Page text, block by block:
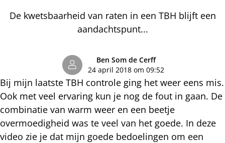
De kwetsbaarheid van raten in een TBH blijft een
aandachtspunt...
Ben Som de Cerff
24 april 2018 om 09:52
Bij mijn laatste TBH controle ging het weer eens mis.
Ook met veel ervaring kun je nog de fout in gaan. De
combinatie van warm weer en een beetje
overmoedigheid was te veel van het goede. In deze
video zie je dat mijn goede bedoelingen om een